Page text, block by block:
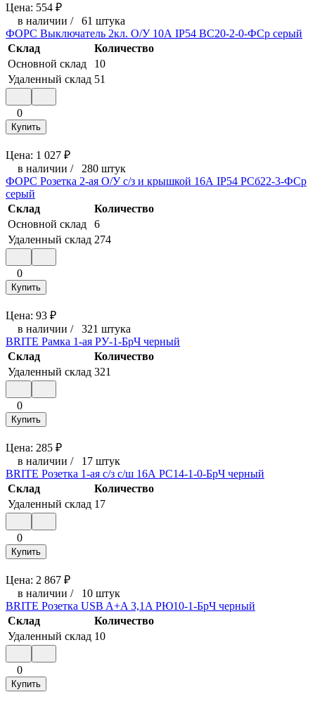
Цена: 554 ₽
в наличии / 61 штука
ФОРС Выключатель 2кл. О/У 10А IP54 ВС20-2-0-ФСр серый
Склад
Количество
Основной склад
10
Удаленный склад 51
0
Купить
Цена: 1 027 ₽
в наличии / 280 штук
ФОРС Розетка 2-ая О/У с/з и крышкой 16А IP54 РСб22-3-ФСр
серый
Склад
Количество
Основной склад
6
Удаленный склад 274
0
Купить
Цена: 93 ₽
в наличии / 321 штука
BRITE Рамка 1-ая РУ-1-БрЧ черный
Склад
Количество
Удаленный склад 321
0
Купить
Цена: 285 ₽
в наличии / 17 штук
BRITE Розетка 1-ая с/з с/ш 16А РС14-1-0-БрЧ черный
Склад
Количество
Удаленный склад 17
0
Купить
Цена: 2 867 ₽
в наличии / 10 штук
BRITE Розетка USB A+A 3,1A РЮ10-1-БрЧ черный
Склад
Количество
Удаленный склад 10
0
Купить